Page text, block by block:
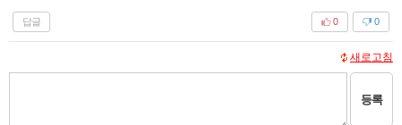
답글 0
0
새로고침
등록